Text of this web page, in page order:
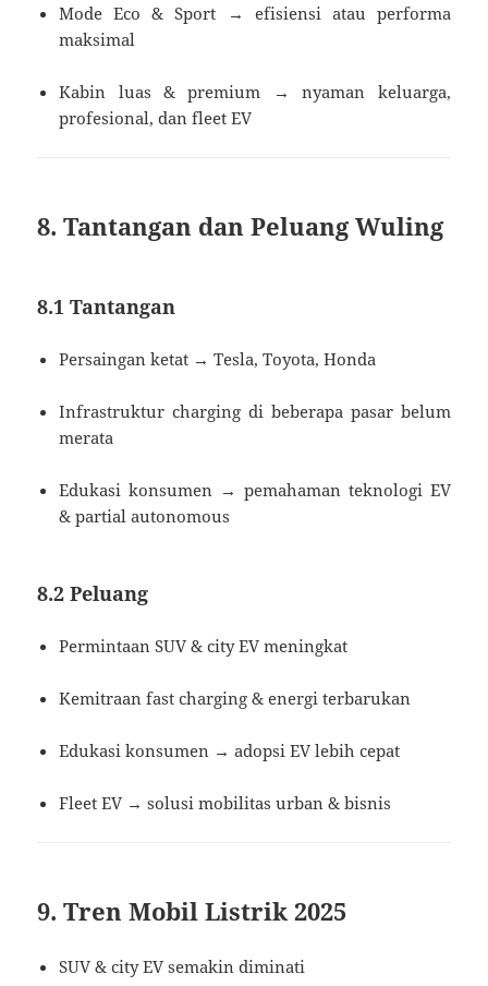
Mode Eco & Sport → efisiensi atau performa
maksimal
Kabin luas & premium → nyaman keluarga,
profesional, dan fleet EV
8. Tantangan dan Peluang Wuling
8.1 Tantangan
Persaingan ketat → Tesla, Toyota, Honda
Infrastruktur charging di beberapa pasar belum
merata
Edukasi konsumen → pemahaman teknologi EV
& partial autonomous
8.2 Peluang
Permintaan SUV & city EV meningkat
Kemitraan fast charging & energi terbarukan
Edukasi konsumen → adopsi EV lebih cepat
Fleet EV → solusi mobilitas urban & bisnis
9. Tren Mobil Listrik 2025
SUV & city EV semakin diminati